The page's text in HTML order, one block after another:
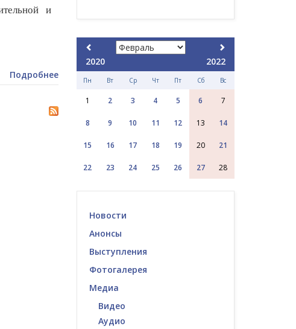
и
Подробнее
2020 2022
Пн Вт Ср Чт Пт Сб Вс
1 2 3 4 5 6 7
8 9 10 11 12 13 14
15 16 17 18 19 20 21
22 23 24 25 26 27 28
Новости
Анонсы
Выступления
Фотогалерея
Медиа
Видео
Аудио